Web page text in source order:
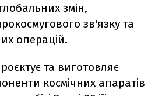
змін,
зв'язку та
операцій.
та виготовляє
космічних апаратів